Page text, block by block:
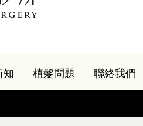
知 植髮問題 聯絡我們